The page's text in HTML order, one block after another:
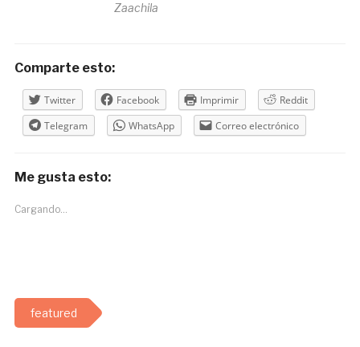
Zaachila
Comparte esto:
Twitter Facebook Imprimir
Reddit
Telegram
WhatsApp Correo electrónico
Me gusta esto:
Cargando...
featured